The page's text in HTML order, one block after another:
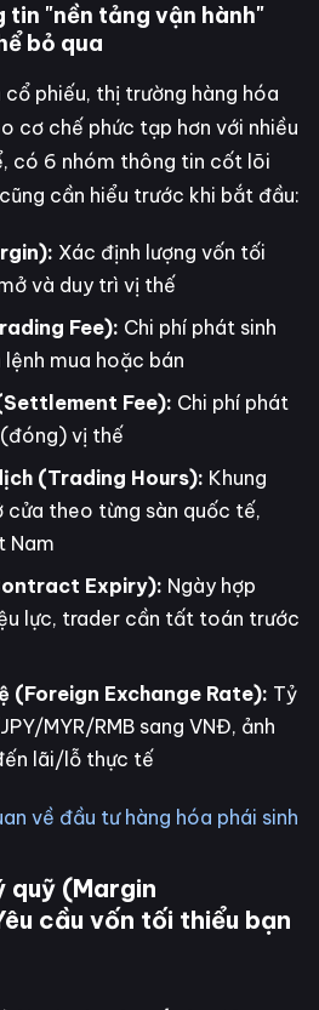
tin "nền tảng vận hành"
bỏ qua
phiếu, thị trường hàng hóa
cơ chế phức tạp hơn với nhiều
có 6 nhóm thông tin cốt lõi
cần hiểu trước khi bắt đầu:
Xác định lượng vốn tối
và duy trì vị thế
Fee): Chi phí phát sinh
mua hoặc bán
Fee): Chi phí phát
vị thế
(Trading Hours): Khung
cửa theo từng sàn quốc tế,
Nam
Expiry): Ngày hợp
lực, trader cần tất toán trước
(Foreign Exchange Rate): Tỷ
MYR/RMB sang VNĐ, ảnh
lãi/lỗ thực tế
về đầu tư hàng hóa phái sinh
quỹ (Margin
cầu vốn tối thiểu bạn